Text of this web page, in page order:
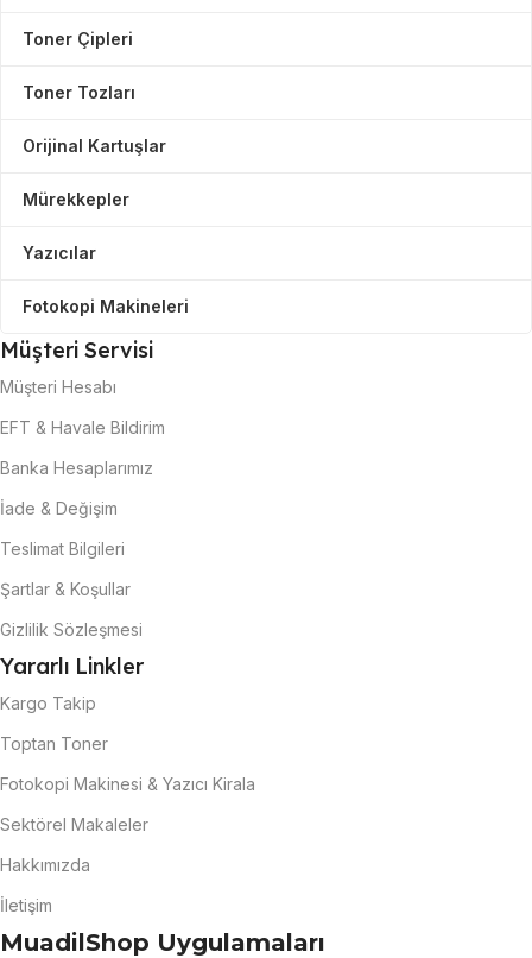
Toner Çipleri
Toner Tozları
Orijinal Kartuşlar
Mürekkepler
Yazıcılar
Fotokopi Makineleri
Müşteri Servisi
Müşteri Hesabı
EFT & Havale Bildirim
Banka Hesaplarımız
İade & Değişim
Teslimat Bilgileri
Şartlar & Koşullar
Gizlilik Sözleşmesi
Yararlı Linkler
Kargo Takip
Toptan Toner
Fotokopi Makinesi & Yazıcı Kirala
Sektörel Makaleler
Hakkımızda
İletişim
MuadilShop Uygulamaları